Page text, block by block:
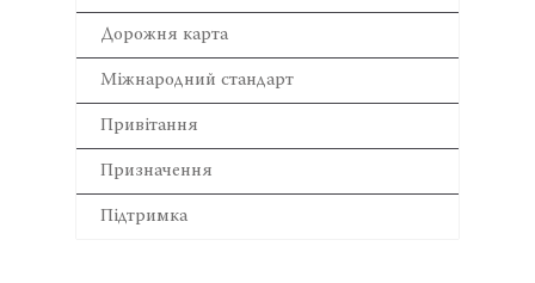
Дорожня карта
Міжнародний стандарт
Привітання
Призначення
Підтримка